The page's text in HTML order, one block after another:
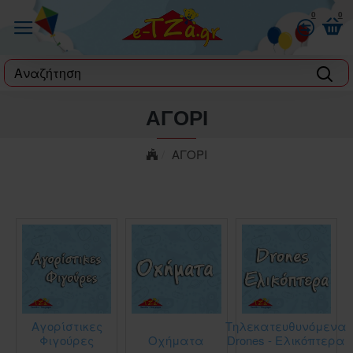
0 0
label
ΑΓΟΡΙ
ΑΓΟΡΙ
Αγορίστικες
Φιγούρες
Οχήματα
Τηλεκατευθυνόμενα
Drones - Ελικόπτερα